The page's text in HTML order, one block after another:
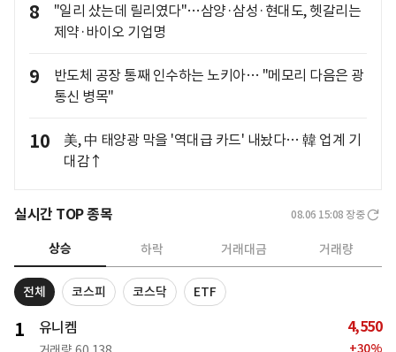
8
"일리 샀는데 릴리였다"…삼양·삼성·현대도, 헷갈리는
제약·바이오 기업명
9
반도체 공장 통째 인수하는 노키아… "메모리 다음은 광
통신 병목"
10
美, 中 태양광 막을 '역대급 카드' 내놨다… 韓 업계 기
대감↑
실시간 TOP 종목 08.06 15:08 장중
상승 하락 거래대금 거래량
전체 코스피 코스닥 ETF
1 유니켐 4,550
+30%